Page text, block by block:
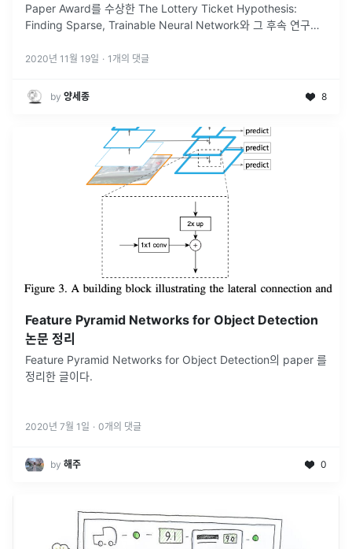
Paper Award를 수상한 The Lottery Ticket Hypothesis:
Finding Sparse, Trainable Neural Network와 그 후속 연구를
2020년 11월 19일 · 1 개의 댓글
by 양세종 8
Feature Pyramid Networks for Object Detection
논문 정리
Feature Pyramid Networks for Object Detection의 paper 를
정리한 글이다.
2020년 7월 1일 · 0개의 댓글
by 해주 0